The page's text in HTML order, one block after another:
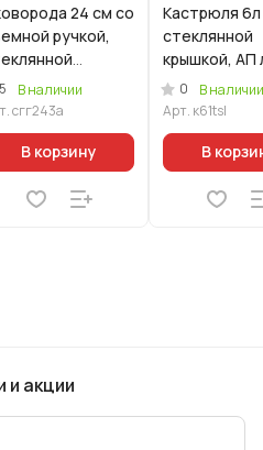
24 см со
ручкой,
АП линия
ультра"
5
В наличии
сгг243а
В корзину
Кастрюля
стеклянной
крышкой, АП
"Тренд"
0
В наличии
Арт. к61tsl
В
и акции